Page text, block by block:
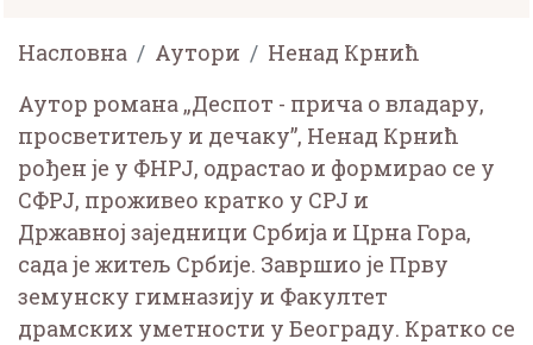
Насловна Аутори
Ненад Крнић
Аутор романа „Деспот - прича о владару,
просветитељу и дечаку”, Ненад Крнић
рођен је у ФНРЈ, одрастао и формирао се у
СФРЈ, проживео кратко у СРЈ и
Државној заједници Србија и Црна Гора,
сада је житељ Србије. Завршио је Прву
земунску гимназију и Факултет
драмских уметности у Београду. Кратко се